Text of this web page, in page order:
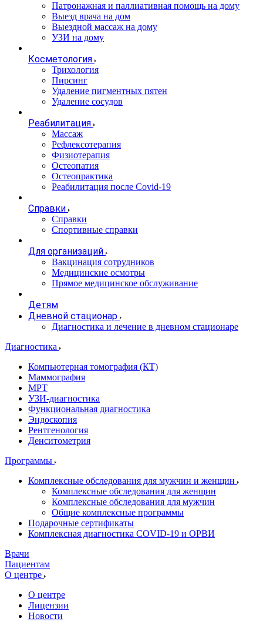
Патронажная и паллиативная помощь на дому
Выезд врача на дом
Выездной массаж на дому
УЗИ на дому
Косметология
Трихология
Пирсинг
Удаление пигментных пятен
Удаление сосудов
Реабилитация
Массаж
Рефлексотерапия
Физиотерапия
Остеопатия
Остеопрактика
Реабилитация после Covid-19
Справки
Справки
Спортивные справки
Для организаций
Вакцинация сотрудников
Медицинские осмотры
Прямое медицинское обслуживание
Детям
Дневной стационар
Диагностика и лечение в дневном стационаре
Диагностика
Компьютерная томография (КТ)
Маммография
МРТ
УЗИ-диагностика
Функциональная диагностика
Эндоскопия
Рентгенология
Денситометрия
Программы
Комплексные обследования для мужчин и женщин
Комплексные обследования для женщин
Комплексные обследования для мужчин
Общие комплексные программы
Подарочные сертификаты
Комплексная диагностика COVID-19 и ОРВИ
Врачи
Пациентам
О центре
О центре
Лицензии
Новости